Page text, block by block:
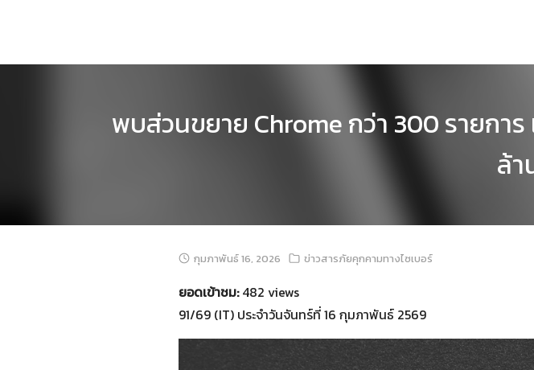
พบส่วนขยาย Chrome กว่า 300 รายกา
ล้า
กุมภาพันธ์ 16, 2026 ข่าวสารภัยคุกคามทางไซเบอร์
ยอดเข้าชม:482 views
91/69 (IT) ประจำวันจันทร์ที่ 16 กุมภาพันธ์ 2569